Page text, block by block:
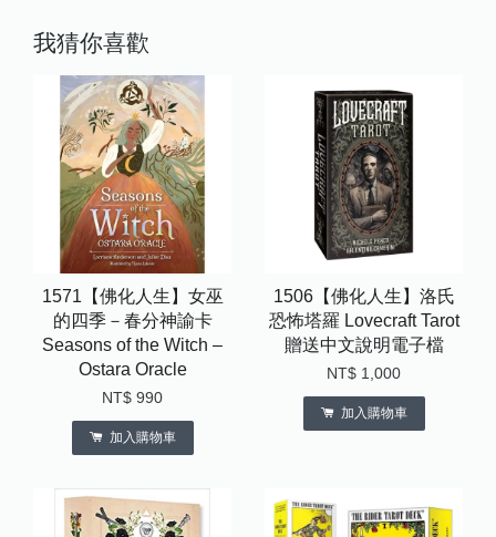
我猜你喜歡
1571【佛化人生】女巫
的四季－春分神諭卡
Seasons of the Witch –
Ostara Oracle
NT$ 990
加入購物車
1506【佛化人生】洛氏
恐怖塔羅 Lovecraft Tarot
贈送中文說明電子檔
NT$ 1,000
加入購物車